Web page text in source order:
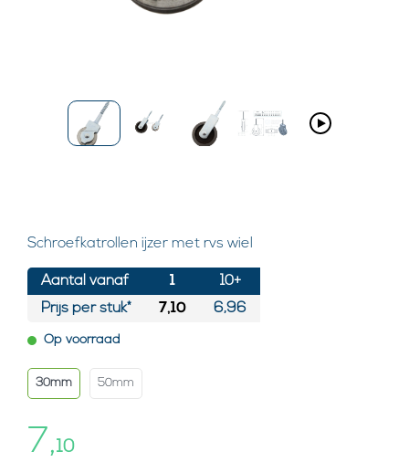
Schroefkatrollen ijzer met rvs wiel
Aantal vanaf
Prijs per stuk*
1
7,10
10+
6,96
Op voorraad
30mm 50mm
7,10